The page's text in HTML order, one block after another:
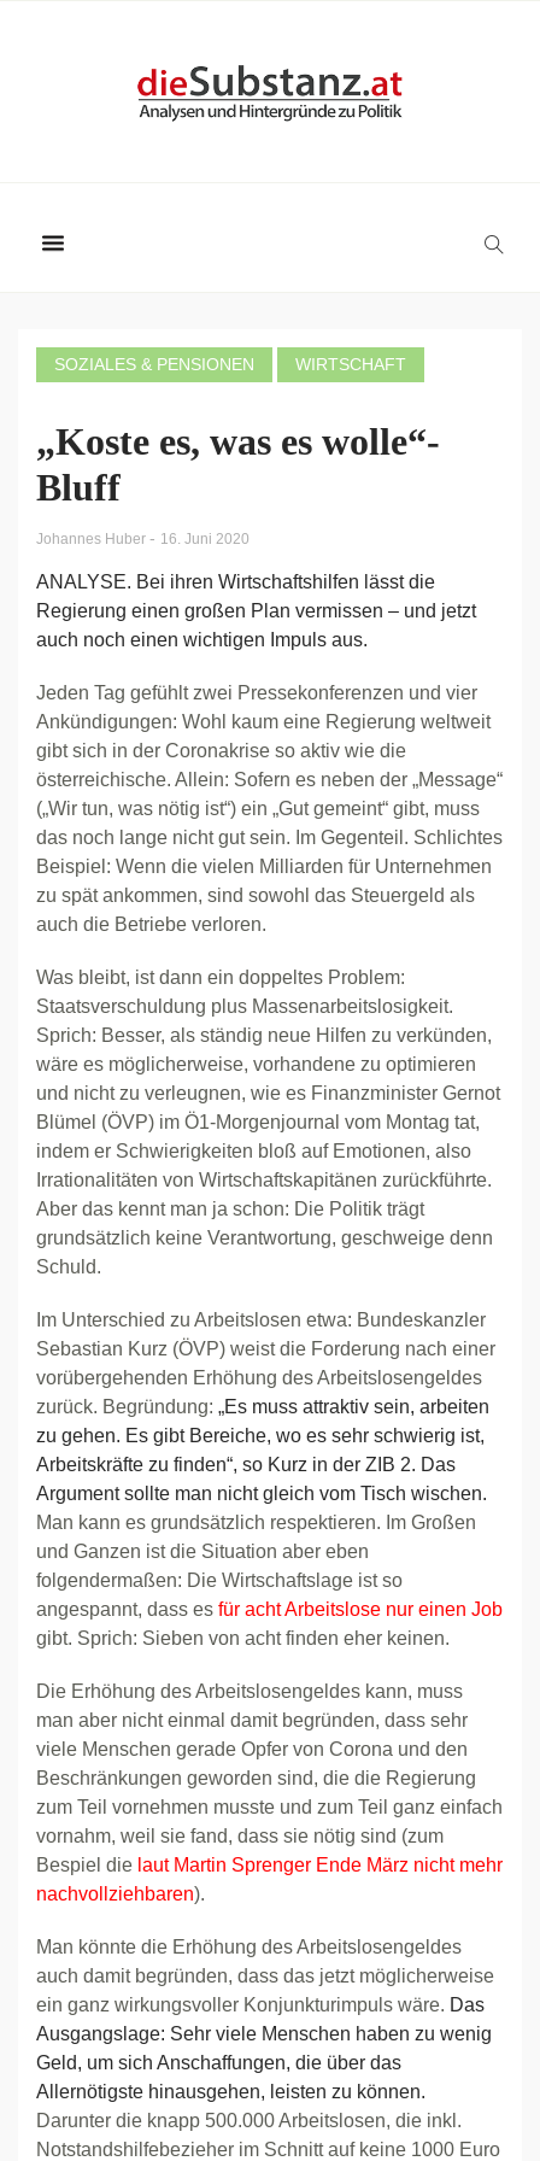
SOZIALES & PENSIONEN WIRTSCHAFT
„Koste es, was es wolle“-
Bluff
Johannes Huber - 16. Juni 2020
ANALYSE. Bei ihren Wirtschaftshilfen lässt die
Regierung einen großen Plan vermissen – und jetzt
auch noch einen wichtigen Impuls aus.
Jeden Tag gefühlt zwei Pressekonferenzen und vier
Ankündigungen: Wohl kaum eine Regierung weltweit
gibt sich in der Coronakrise so aktiv wie die
österreichische. Allein: Sofern es neben der „Message“
(„Wir tun, was nötig ist“) ein „Gut gemeint“ gibt, muss
das noch lange nicht gut sein. Im Gegenteil. Schlichtes
Beispiel: Wenn die vielen Milliarden für Unternehmen
zu spät ankommen, sind sowohl das Steuergeld als
auch die Betriebe verloren.
Was bleibt, ist dann ein doppeltes Problem:
Staatsverschuldung plus Massenarbeitslosigkeit.
Sprich: Besser, als ständig neue Hilfen zu verkünden,
wäre es möglicherweise, vorhandene zu optimieren
und nicht zu verleugnen, wie es Finanzminister Gernot
Blümel (ÖVP) im Ö1-Morgenjournal vom Montag tat,
indem er Schwierigkeiten bloß auf Emotionen, also
Irrationalitäten von Wirtschaftskapitänen zurückführte.
Aber das kennt man ja schon: Die Politik trägt
grundsätzlich keine Verantwortung, geschweige denn
Schuld.
Im Unterschied zu Arbeitslosen etwa: Bundeskanzler
Sebastian Kurz (ÖVP) weist die Forderung nach einer
vorübergehenden Erhöhung des Arbeitslosengeldes
zurück. Begründung: „Es muss attraktiv sein, arbeiten
zu gehen. Es gibt Bereiche, wo es sehr schwierig ist,
Arbeitskräfte zu finden“, so Kurz in der ZIB 2. Das
Argument sollte man nicht gleich vom Tisch wischen.
Man kann es grundsätzlich respektieren. Im Großen
und Ganzen ist die Situation aber eben
folgendermaßen: Die Wirtschaftslage ist so
angespannt, dass es für acht Arbeitslose nur einen Job
gibt. Sprich: Sieben von acht finden eher keinen.
Die Erhöhung des Arbeitslosengeldes kann, muss
man aber nicht einmal damit begründen, dass sehr
viele Menschen gerade Opfer von Corona und den
Beschränkungen geworden sind, die die Regierung
zum Teil vornehmen musste und zum Teil ganz einfach
vornahm, weil sie fand, dass sie nötig sind (zum
Bespiel die laut Martin Sprenger Ende März nicht mehr
nachvollziehbaren).
Man könnte die Erhöhung des Arbeitslosengeldes
auch damit begründen, dass das jetzt möglicherweise
ein ganz wirkungsvoller Konjunkturimpuls wäre. Das
Ausgangslage: Sehr viele Menschen haben zu wenig
Geld, um sich Anschaffungen, die über das
Allernötigste hinausgehen, leisten zu können.
Darunter die knapp 500.000 Arbeitslosen, die inkl.
Notstandshilfebezieher im Schnitt auf keine 1000 Euro